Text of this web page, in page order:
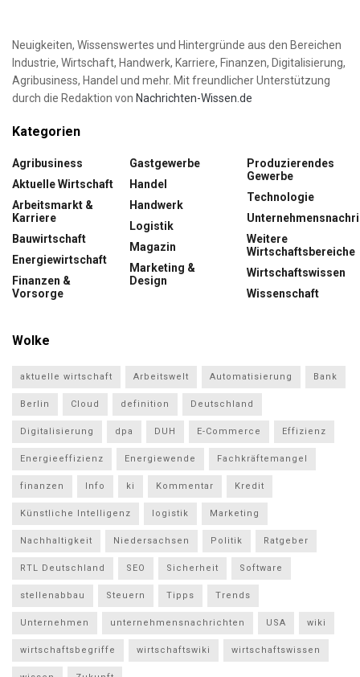
Neuigkeiten, Wissenswertes und Hintergründe aus den Bereichen
Industrie, Wirtschaft, Handwerk, Karriere, Finanzen, Digitalisierung,
Agribusiness, Handel und mehr. Mit freundlicher Unterstützung
durch die Redaktion von Nachrichten-Wissen.de
Kategorien
Agribusiness
Aktuelle Wirtschaft
Arbeitsmarkt &
Karriere
Bauwirtschaft
Energiewirtschaft
Finanzen &
Vorsorge
Gastgewerbe
Handel
Handwerk
Logistik
Magazin
Marketing &
Design
Produzierendes
Gewerbe
Technologie
Weitere
Wirtschaftsbereiche
Wirtschaftswissen
Wissenschaft
Wolke
aktuelle wirtschaft Arbeitswelt Automatisierung Bank
Berlin Cloud definition Deutschland
Digitalisierung dpa DUH E-Commerce Effizienz
Energieeffizienz Energiewende Fachkräftemangel
finanzen Info ki Kommentar Kredit
Künstliche Intelligenz logistik Marketing
Nachhaltigkeit Niedersachsen Politik Ratgeber
RTL Deutschland SEO Sicherheit Software
stellenabbau Steuern Tipps Trends
Unternehmen unternehmensnachrichten USA wiki
wirtschaftsbegriffe wirtschaftswiki wirtschaftswissen